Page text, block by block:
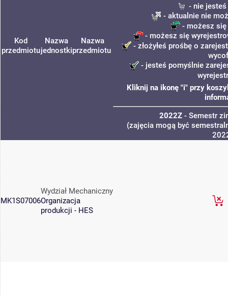
Kod
przedmiotu
Nazwa
jednostki
Nazwa
przedmiotu
- nie
- aktualnie nie
- możesz się
- możesz się
- złożyłeś prośbę o
- jesteś pomyślnie
Kliknij na ikonę "i" przy
2022Z - Semestr
(zajęcia mogą być
MK1S07006
Wydział Mechaniczny
Organizacja
produkcji - HES